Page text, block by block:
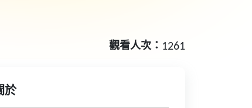
觀看人次： 1261
於